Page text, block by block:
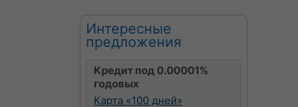
Интересные
предложения
Кредит под 0.00001%
годовых
Карта «100 дней»